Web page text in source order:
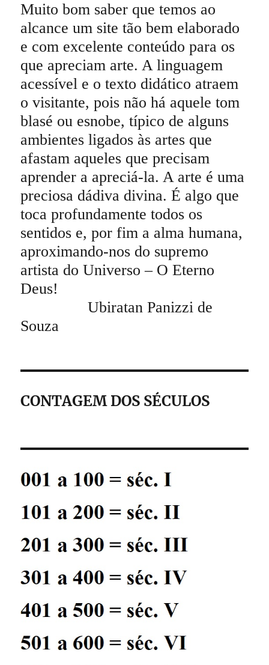
Muito bom saber que temos ao
alcance um site tão bem elaborado
e com excelente conteúdo para os
que apreciam arte. A linguagem
acessível e o texto didático atraem
o visitante, pois não há aquele tom
blasé ou esnobe, típico de alguns
ambientes ligados às artes que
afastam aqueles que precisam
aprender a apreciá-la. A arte é uma
preciosa dádiva divina. É algo que
toca profundamente todos os
sentidos e, por fim a alma humana,
aproximando-nos do supremo
artista do Universo – O Eterno
Deus!
Ubiratan Panizzi de
Souza
CONTAGEM DOS SÉCULOS